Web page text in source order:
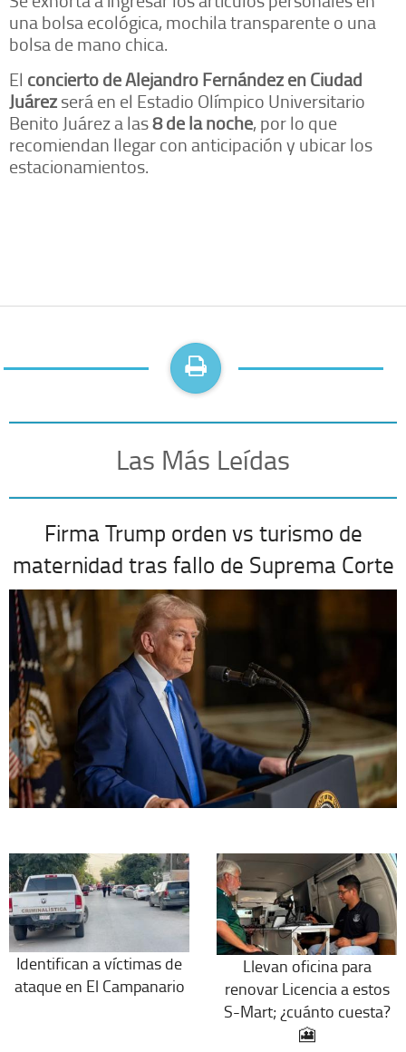
una bolsa ecológica, mochila transparente o una
bolsa de mano chica.
El concierto de Alejandro Fernández en Ciudad
Juárezserá en el Estadio Olímpico Universitario
Benito Juárez a las8 de la noche, por lo que
recomiendan llegar con anticipación y ubicar los
estacionamientos.
Las Más Leídas
Firma Trump orden vs turismo de
maternidad tras fallo de Suprema Corte
Identifican a víctimas de
ataque en El Campanario
Llevan oficina para
renovar Licencia a estos
S-Mart; ¿cuánto cuesta?
🎦